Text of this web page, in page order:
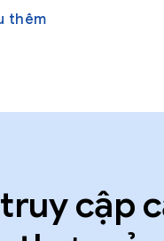
thêm
cập